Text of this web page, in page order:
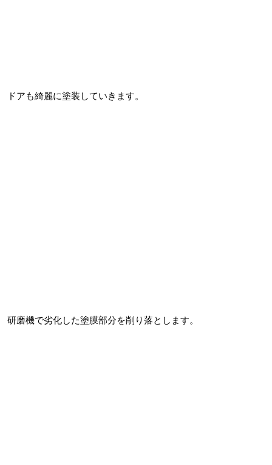
ドアも綺麗に塗装していきます。
研磨機で劣化した塗膜部分を削り落とします。